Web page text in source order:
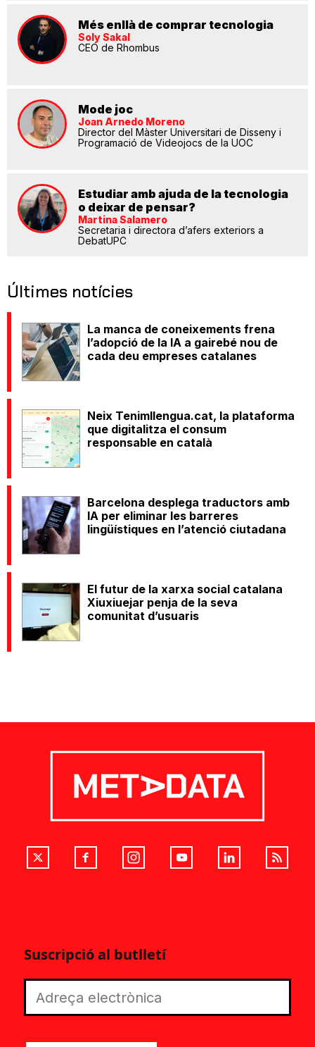
Més enllà de comprar tecnologia
Soly Sakal
CEO de Rhombus
Mode joc
Joan Arnedo Moreno
Director del Màster Universitari de Disseny i
Programació de Videojocs de la UOC
Estudiar amb ajuda de la tecnologia
o deixar de pensar?
Martina Salamero
Secretaria i directora d’afers exteriors a
DebatUPC
Últimes notícies
La manca de coneixements frena
l’adopció de la IA a gairebé nou de
cada deu empreses catalanes
Neix Tenimllengua.cat, la plataforma
que digitalitza el consum
responsable en català
Barcelona desplega traductors amb
IA per eliminar les barreres
lingüístiques en l’atenció ciutadana
El futur de la xarxa social catalana
Xiuxiuejar penja de la seva
comunitat d’usuaris
Suscripció al butlletí